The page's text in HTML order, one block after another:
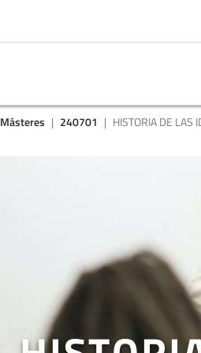
Másteres 240701 HISTORIA DE LAS